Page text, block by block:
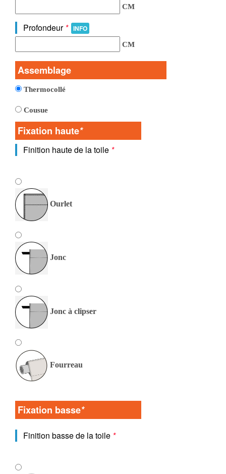
CM
Profondeur * INFO
CM
Assemblage
Thermocollé
Cousue
Fixation haute*
Finition haute de la toile *
Ourlet
Jonc
Jonc à clipser
Fourreau
Fixation basse*
Finition basse de la toile *